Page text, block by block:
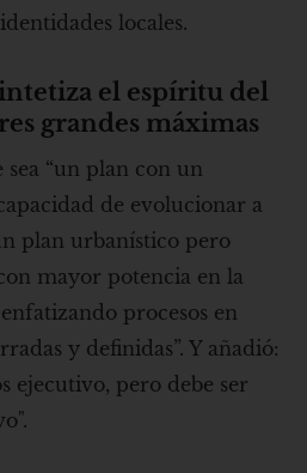
locales.
el espíritu del
grandes máximas
“un plan con un
de evolucionar a
plan urbanístico pero
mayor potencia en la
procesos en
y definidas”. Y añadió:
ejecutivo, pero debe ser